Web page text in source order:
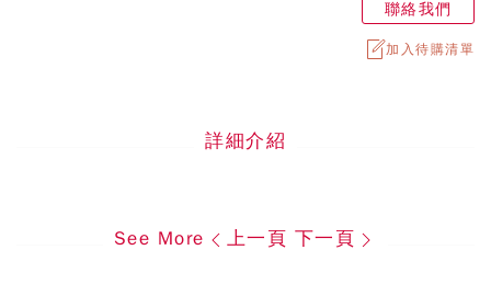
聯絡我們
加入待購清單
詳細介紹
See More 上一頁 下一頁